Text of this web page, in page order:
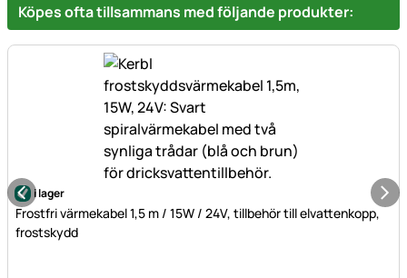
Köpes ofta tillsammans med följande produkter:
i lager
Frostfri värmekabel 1,5 m / 15W / 24V, tillbehör till elvattenkopp,
frostskydd